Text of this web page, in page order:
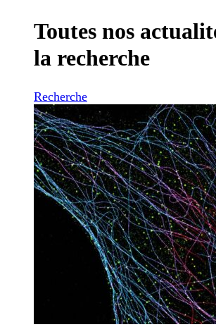
Toutes nos
la recherche
Recherche